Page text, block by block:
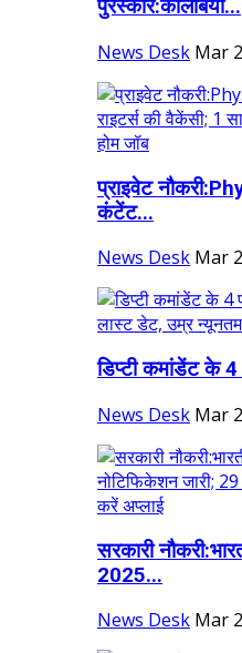
पुरस्कार:कोलंबिया...
News Desk Mar
प्राइवेट
कंटेंट...
News Desk Mar
डिप्टी कमांडेंट के
News Desk Mar
सरकारी
2025...
News Desk Mar